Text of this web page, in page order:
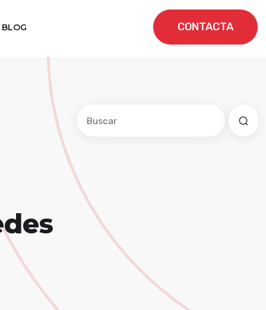
BLOG CONTACTA